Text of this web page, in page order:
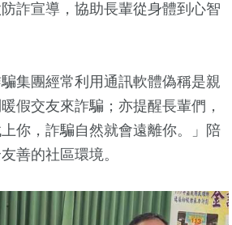
詐宣導，協助長輩從身體到心智
集團經常利用通訊軟體偽稱是親
假交友來詐騙；亦提醒長輩們，
你，詐騙自然就會遠離你。」陪
善的社區環境。
7+
2024立委選戰
1+
兩岸佛教文化交
流專區
92
10+ 70+ 19